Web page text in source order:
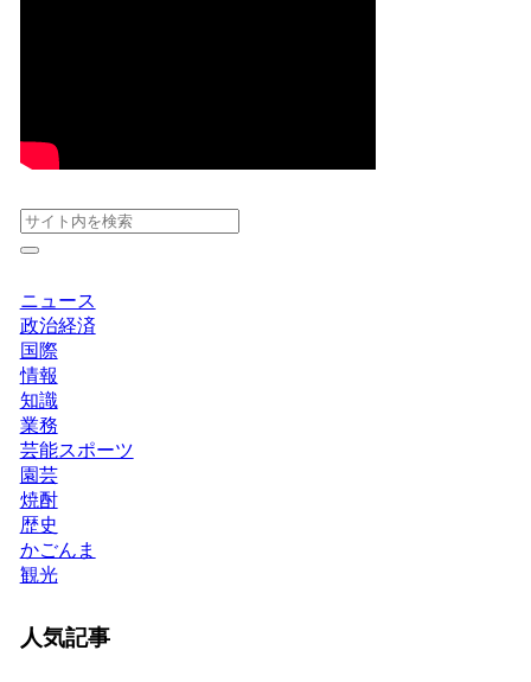
ニュース
政治経済
国際
情報
知識
業務
芸能スポーツ
園芸
焼酎
歴史
かごんま
観光
人気記事